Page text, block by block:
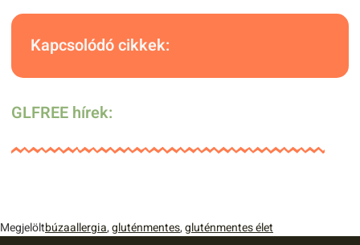
Kapcsolódó cikkek:
GLFREE hírek:
Megjelöltbúzaallergia,gluténmentes,gluténmentes élet